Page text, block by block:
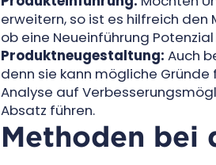
erweitern, so ist es hilfreich den
ob eine Neueinführung
Produktneugestaltung: Auch
denn sie kann mögliche
Analyse auf
Absatz führen.
Methoden bei